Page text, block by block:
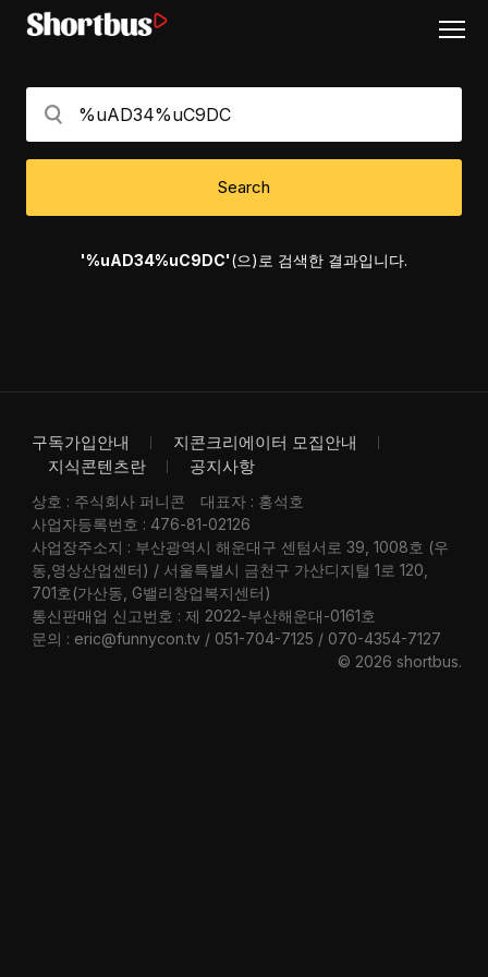
Search
'%uAD34%uC9DC'(으)로 검색한 결과입니다.
구독가입안내
지콘크리에이터 모집안내
지식콘텐츠란
공지사항
상호 : 주식회사 퍼니콘
대표자 : 홍석호
사업자등록번호 : 476-81-02126
사업장주소지 : 부산광역시 해운대구 센텀서로 39, 1008호 (우
동,영상산업센터) / 서울특별시 금천구 가산디지털 1로 120,
701호(가산동, G밸리창업복지센터)
통신판매업 신고번호 : 제 2022-부산해운대-0161호
문의 : eric@funnycon.tv / 051-704-7125 / 070-4354-7127
© 2026 shortbus.